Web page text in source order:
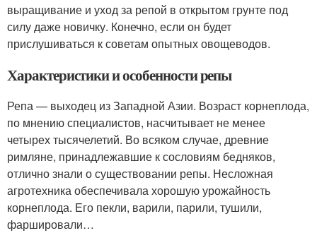
выращивание и уход за репой в открытом грунте под
силу даже новичку. Конечно, если он будет
прислушиваться к советам опытных овощеводов.
Характеристики и особенности репы
Репа — выходец из Западной Азии. Возраст корнеплода,
по мнению специалистов, насчитывает не менее
четырех тысячелетий. Во всяком случае, древние
римляне, принадлежавшие к сословиям бедняков,
отлично знали о существовании репы. Несложная
агротехника обеспечивала хорошую урожайность
корнеплода. Его пекли, варили, парили, тушили,
фаршировали…